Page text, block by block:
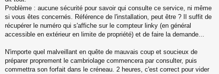
u
Problème : aucune sécurité pour savoir qui consulte ce service, ni même
si vous êtes concernés. Référence de l'installation, peut être ? Il suffit de
récupérer le numéro qui s'affiche sur le compteur linky (en général
accessible en extérieur en limite de propriété) et de faire la demande...
N'importe quel malveillant en quête de mauvais coup et soucieux de
préparer proprement le cambriolage commencera par consulter, puis
commettra son forfait dans le créneau. 2 heures, c'est correct pour vider